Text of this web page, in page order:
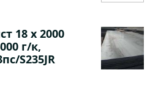
18 х 2000
г/к,
S235JR